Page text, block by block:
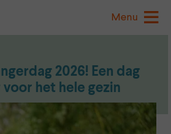
Menu
2026! Een dag
het hele gezin